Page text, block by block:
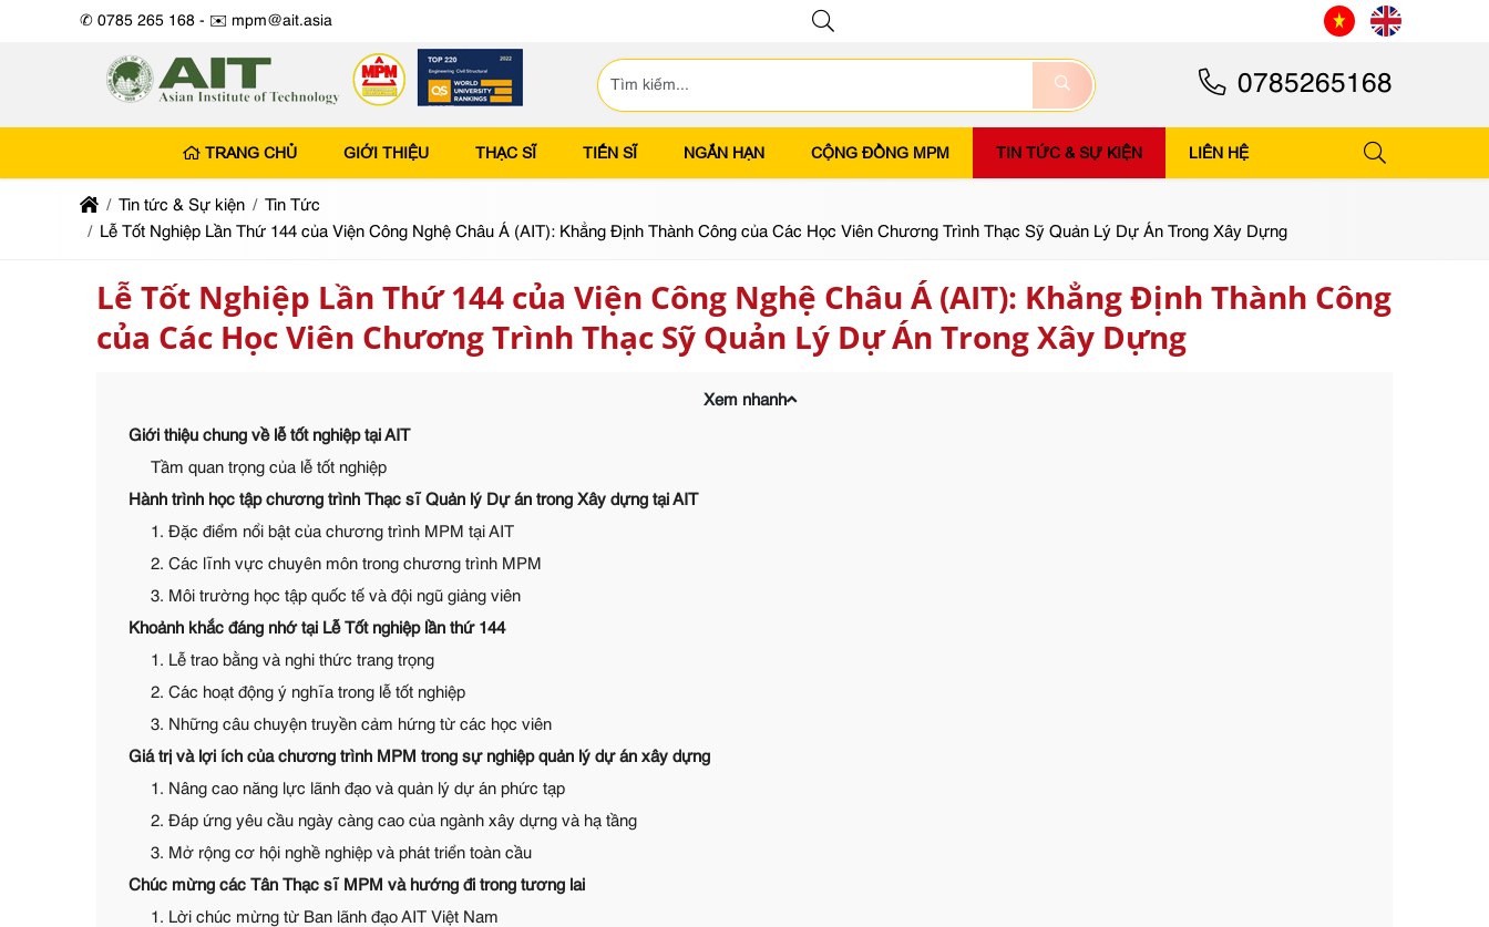
✆ 0785 265 168 - ✉️ mpm@ait.asia
0785265168
TRANG CHỦ GIỚI THIỆU THẠC SĨ TIẾN SĨ NGẮN HẠN CỘNG ĐỒNG MPM TIN TỨC & SỰ KIỆN LIÊN HỆ
Tin tức & Sự kiện
Tin Tức
Lễ Tốt Nghiệp Lần Thứ 144 của Viện Công Nghệ Châu Á (AIT): Khẳng Định Thành Công của Các Học Viên Chương Trình Thạc Sỹ Quản Lý Dự Án Trong Xây Dựng
Lễ Tốt Nghiệp Lần Thứ 144 của Viện Công Nghệ Châu Á (AIT): Khẳng Định Thành Công
của Các Học Viên Chương Trình Thạc Sỹ Quản Lý Dự Án Trong Xây Dựng
Xem nhanh
Giới thiệu chung về lễ tốt nghiệp tại AIT
Tầm quan trọng của lễ tốt nghiệp
Hành trình học tập chương trình Thạc sĩ Quản lý Dự án trong Xây dựng tại AIT
1. Đặc điểm nổi bật của chương trình MPM tại AIT
2. Các lĩnh vực chuyên môn trong chương trình MPM
3. Môi trường học tập quốc tế và đội ngũ giảng viên
Khoảnh khắc đáng nhớ tại Lễ Tốt nghiệp lần thứ 144
1. Lễ trao bằng và nghi thức trang trọng
2. Các hoạt động ý nghĩa trong lễ tốt nghiệp
3. Những câu chuyện truyền cảm hứng từ các học viên
Giá trị và lợi ích của chương trình MPM trong sự nghiệp quản lý dự án xây dựng
1. Nâng cao năng lực lãnh đạo và quản lý dự án phức tạp
2. Đáp ứng yêu cầu ngày càng cao của ngành xây dựng và hạ tầng
3. Mở rộng cơ hội nghề nghiệp và phát triển toàn cầu
Chúc mừng các Tân Thạc sĩ MPM và hướng đi trong tương lai
1. Lời chúc mừng từ Ban lãnh đạo AIT Việt Nam